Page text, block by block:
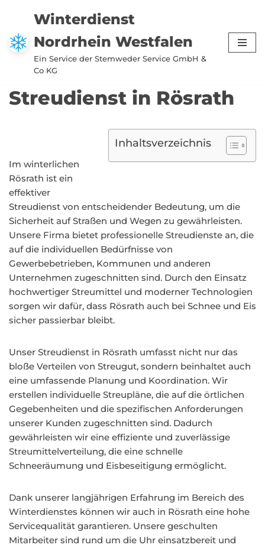
Zum
Inhalt
springen
Winterdienst
Nordrhein Westfalen
Ein Service der Stemweder Service GmbH &
Co KG
Streudienst in Rösrath
Inhaltsverzeichnis
Im winterlichen
Rösrath ist ein
effektiver
Streudienst von entscheidender Bedeutung, um die
Sicherheit auf Straßen und Wegen zu gewährleisten.
Unsere Firma bietet professionelle Streudienste an, die
auf die individuellen Bedürfnisse von
Gewerbebetrieben, Kommunen und anderen
Unternehmen zugeschnitten sind. Durch den Einsatz
hochwertiger Streumittel und moderner Technologien
sorgen wir dafür, dass Rösrath auch bei Schnee und Eis
sicher passierbar bleibt.
Unser Streudienst in Rösrath umfasst nicht nur das
bloße Verteilen von Streugut, sondern beinhaltet auch
eine umfassende Planung und Koordination. Wir
erstellen individuelle Streupläne, die auf die örtlichen
Gegebenheiten und die spezifischen Anforderungen
unserer Kunden zugeschnitten sind. Dadurch
gewährleisten wir eine effiziente und zuverlässige
Streumittelverteilung, die eine schnelle
Schneeräumung und Eisbeseitigung ermöglicht.
Dank unserer langjährigen Erfahrung im Bereich des
Winterdienstes können wir auch in Rösrath eine hohe
Servicequalität garantieren. Unsere geschulten
Mitarbeiter sind rund um die Uhr einsatzbereit und